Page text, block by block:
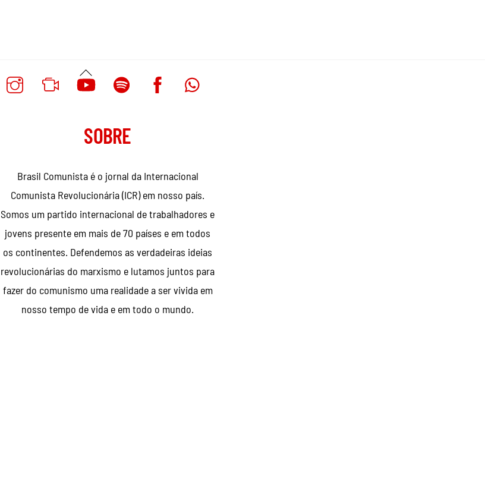
Voltar
Ao
SOBRE
Brasil Comunista é o jornal da Internacional
Comunista Revolucionária (ICR) em nosso país.
Somos um partido internacional de trabalhadores e
jovens presente em mais de 70 países e em todos
os continentes. Defendemos as verdadeiras ideias
revolucionárias do marxismo e lutamos juntos para
fazer do comunismo uma realidade a ser vivida em
nosso tempo de vida e em todo o mundo.